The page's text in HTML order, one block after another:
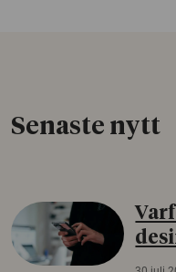
Senaste nytt